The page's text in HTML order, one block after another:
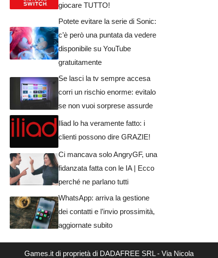
giocare TUTTO!
Potete evitare la serie di Sonic:
c’è però una puntata da vedere
disponibile su YouTube
gratuitamente
Se lasci la tv sempre accesa
corri un rischio enorme: evitalo
se non vuoi sorprese assurde
Iliad lo ha veramente fatto: i
clienti possono dire GRAZIE!
Ci mancava solo AngryGF, una
fidanzata fatta con le IA | Ecco
perché ne parlano tutti
WhatsApp: arriva la gestione
dei contatti e l’invio prossimità,
aggiornate subito
Games.it di proprietà di DADAFREE SRL - Via Nicola